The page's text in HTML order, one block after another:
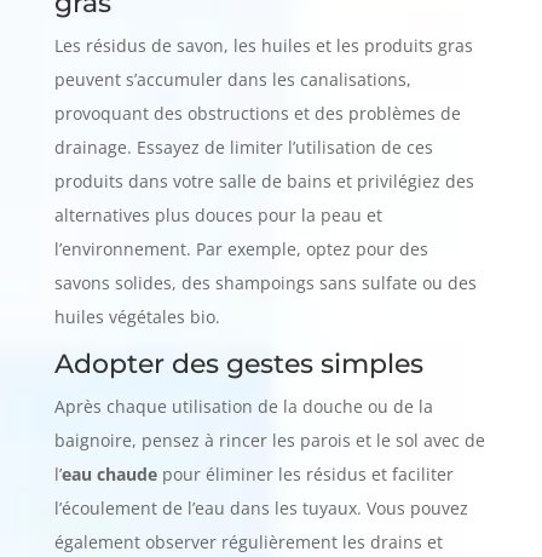
Les résidus de savon, les huiles et les produits gras
peuvent s’accumuler dans les canalisations,
provoquant des obstructions et des problèmes de
drainage. Essayez de limiter l’utilisation de ces
produits dans votre salle de bains et privilégiez des
alternatives plus douces pour la peau et
l’environnement. Par exemple, optez pour des
savons solides, des shampoings sans sulfate ou des
huiles végétales bio.
Adopter des gestes simples
Après chaque utilisation de la douche ou de la
baignoire, pensez à rincer les parois et le sol avec de
l’eau chaudepour éliminer les résidus et faciliter
l’écoulement de l’eau dans les tuyaux. Vous pouvez
également observer régulièrement les drains et